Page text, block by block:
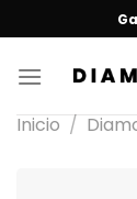
Inicio /